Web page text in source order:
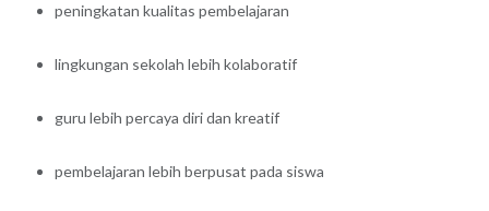
peningkatan kualitas pembelajaran
lingkungan sekolah lebih kolaboratif
guru lebih percaya diri dan kreatif
pembelajaran lebih berpusat pada siswa